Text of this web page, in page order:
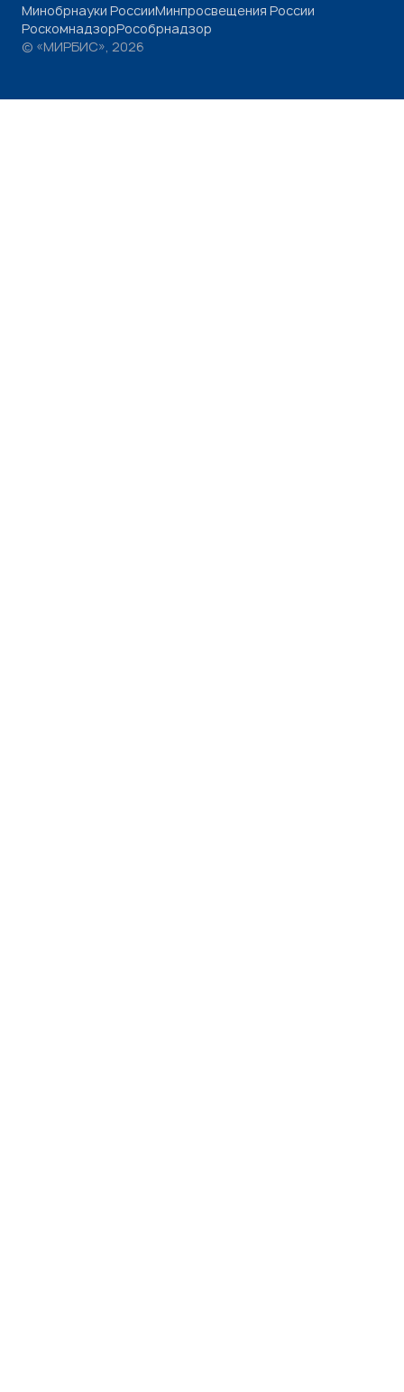
Минобрнауки РоссииМинпросвещения России
РоскомнадзорРособрнадзор
© «МИРБИС», 2026